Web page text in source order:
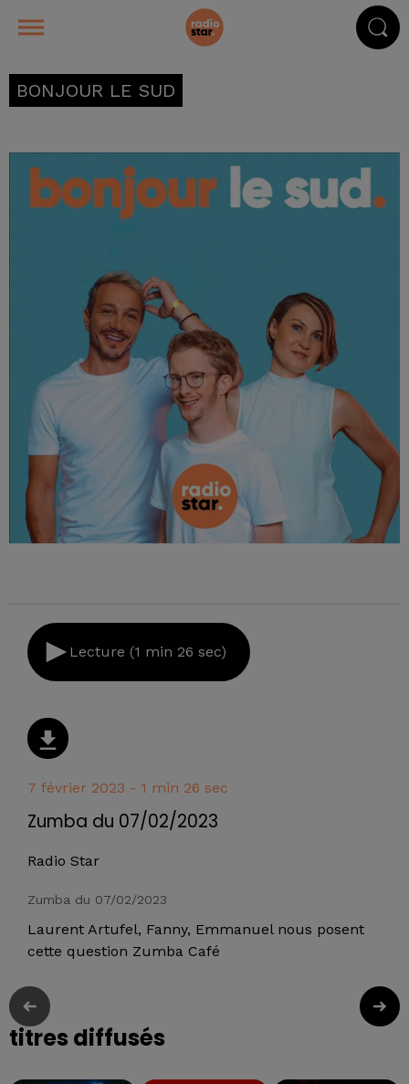
BONJOUR LE SUD
Lecture (1 min 26 sec)
7 février 2023 - 1 min 26 sec
Zumba du 07/02/2023
Radio Star
Zumba du 07/02/2023
Laurent Artufel, Fanny, Emmanuel nous posent
cette question Zumba Café
titres diffusés